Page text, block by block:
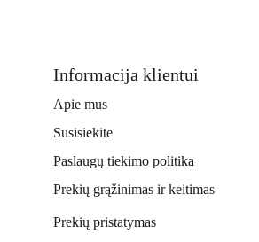
Apie mus
Prekių grąžinimas ir keitimas
Paslaugų tiekimo politika
Informacija klientui
Susisiekite
Prekių pristatymas